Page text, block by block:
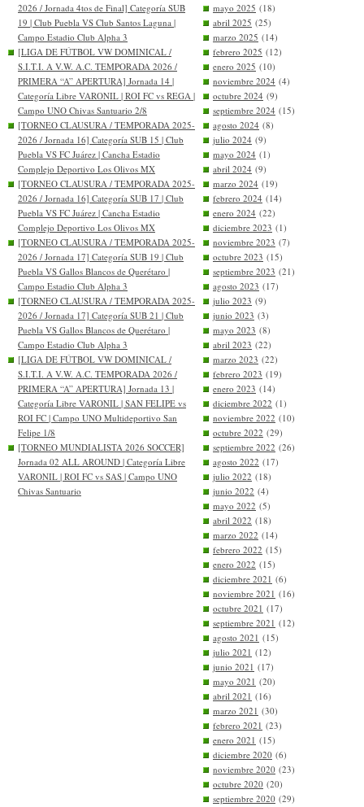
2026 / Jornada 4tos de Final] Categoría SUB
19 | Club Puebla VS Club Santos Laguna |
Campo Estadio Club Alpha 3
[LIGA DE FÚTBOL VW DOMINICAL /
S.I.T.I. A V.W. A.C. TEMPORADA 2026 /
PRIMERA “A” APERTURA] Jornada 14 |
Categoría Libre VARONIL | ROI FC vs REGA |
Campo UNO Chivas Santuario 2/8
[TORNEO CLAUSURA / TEMPORADA 2025-
2026 / Jornada 16] Categoría SUB 15 | Club
Puebla VS FC Juárez | Cancha Estadio
Complejo Deportivo Los Olivos MX
[TORNEO CLAUSURA / TEMPORADA 2025-
2026 / Jornada 16] Categoría SUB 17 | Club
Puebla VS FC Juárez | Cancha Estadio
Complejo Deportivo Los Olivos MX
[TORNEO CLAUSURA / TEMPORADA 2025-
2026 / Jornada 17] Categoría SUB 19 | Club
Puebla VS Gallos Blancos de Querétaro |
Campo Estadio Club Alpha 3
[TORNEO CLAUSURA / TEMPORADA 2025-
2026 / Jornada 17] Categoría SUB 21 | Club
Puebla VS Gallos Blancos de Querétaro |
Campo Estadio Club Alpha 3
[LIGA DE FÚTBOL VW DOMINICAL /
S.I.T.I. A V.W. A.C. TEMPORADA 2026 /
PRIMERA “A” APERTURA] Jornada 13 |
Categoría Libre VARONIL | SAN FELIPE vs
ROI FC | Campo UNO Multideportivo San
Felipe 1/8
[TORNEO MUNDIALISTA 2026 SOCCER]
Jornada 02 ALL AROUND | Categoría Libre
VARONIL | ROI FC vs SAS | Campo UNO
Chivas Santuario
mayo 2025 (18)
abril 2025 (25)
marzo 2025 (14)
febrero 2025 (12)
enero 2025 (10)
noviembre 2024 (4)
octubre 2024 (9)
septiembre 2024 (15)
agosto 2024 (8)
julio 2024 (9)
mayo 2024 (1)
abril 2024 (9)
marzo 2024 (19)
febrero 2024 (14)
enero 2024 (22)
diciembre 2023 (1)
noviembre 2023 (7)
octubre 2023 (15)
septiembre 2023 (21)
agosto 2023 (17)
julio 2023 (9)
junio 2023 (3)
mayo 2023 (8)
abril 2023 (22)
marzo 2023 (22)
febrero 2023 (19)
enero 2023 (14)
diciembre 2022 (1)
noviembre 2022 (10)
octubre 2022 (29)
septiembre 2022 (26)
agosto 2022 (17)
julio 2022 (18)
junio 2022 (4)
mayo 2022 (5)
abril 2022 (18)
marzo 2022 (14)
febrero 2022 (15)
enero 2022 (15)
diciembre 2021 (6)
noviembre 2021 (16)
octubre 2021 (17)
septiembre 2021 (12)
agosto 2021 (15)
julio 2021 (12)
junio 2021 (17)
mayo 2021 (20)
abril 2021 (16)
marzo 2021 (30)
febrero 2021 (23)
enero 2021 (15)
diciembre 2020 (6)
noviembre 2020 (23)
octubre 2020 (20)
septiembre 2020 (29)